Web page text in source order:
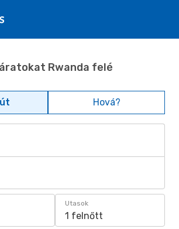
Rwanda felé
Hová?
Utasok
1 felnőtt